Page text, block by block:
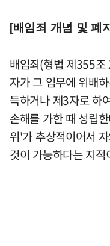
[배임죄 개념 및 폐
배임죄(형법 제355조
자가 그 임무에 위배
득하거나 제3자로 하
손해를 가한 때 성립
위'가 추상적이어서
것이 가능하다는 지